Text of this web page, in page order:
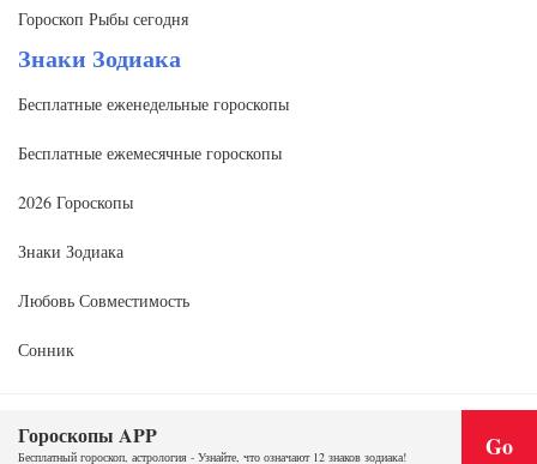
Гороскоп Рыбы сегодня
Знаки Зодиака
Бесплатные еженедельные гороскопы
Бесплатные ежемесячные гороскопы
2026 Гороскопы
Знаки Зодиака
Любовь Совместимость
Сонник
Copyright @2020 | www.quhou123.com
Гороскопы APP
Бесплатный гороскоп, астрология - Узнайте, что означают 12 знаков зодиака! Go